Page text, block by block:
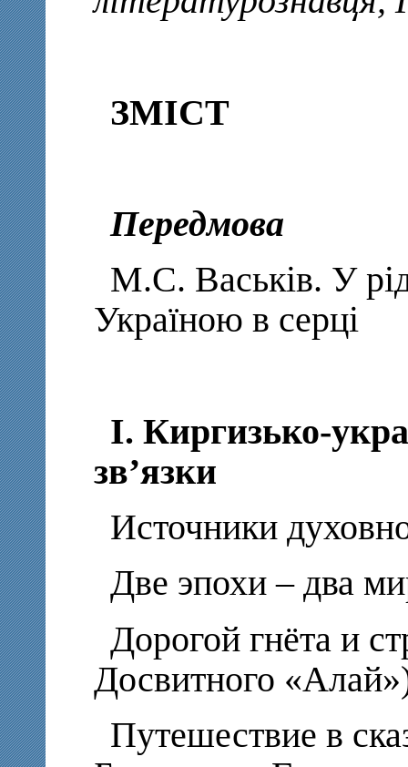
ЗМІСТ
Передмова
М.С. Васьків. У
Україною в серці
І. Киргизько-
зв’язки
Источники
Две эпохи – два
Дорогой гнёта и
Досвитного
Путешествие в